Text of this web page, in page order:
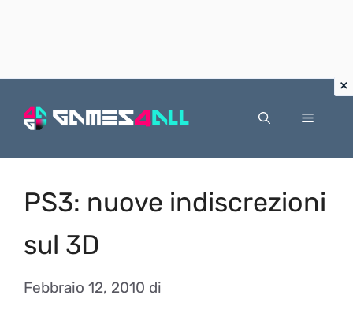
Menu
PS3: nuove indiscrezioni
sul 3D
Febbraio 12, 2010 di